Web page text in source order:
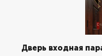
Дверь входная